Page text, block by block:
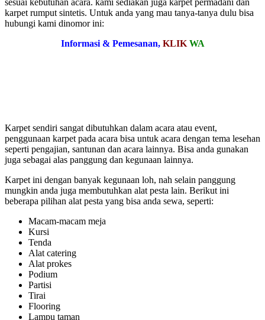
sesuai kebutuhan acara. kami sediakan juga karpet permadani dan
karpet rumput sintetis. Untuk anda yang mau tanya-tanya dulu bisa
hubungi kami dinomor ini:
Informasi & Pemesanan, KLIK WA
Karpet sendiri sangat dibutuhkan dalam acara atau event,
penggunaan karpet pada acara bisa untuk acara dengan tema lesehan
seperti pengajian, santunan dan acara lainnya. Bisa anda gunakan
juga sebagai alas panggung dan kegunaan lainnya.
Karpet ini dengan banyak kegunaan loh, nah selain panggung
mungkin anda juga membutuhkan alat pesta lain. Berikut ini
beberapa pilihan alat pesta yang bisa anda sewa, seperti:
Macam-macam meja
Kursi
Tenda
Alat catering
Alat prokes
Podium
Partisi
Tirai
Flooring
Lampu taman